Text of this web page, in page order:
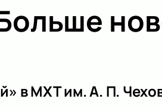
в МХТ им. А. П.